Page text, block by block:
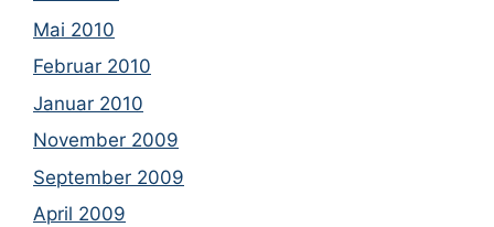
Mai 2010
Februar 2010
Januar 2010
November 2009
September 2009
April 2009